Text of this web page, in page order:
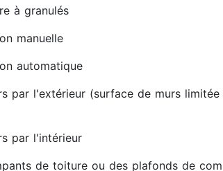
à granulés
manuelle
automatique
par l'extérieur (surface de murs limitée
par l'intérieur
de toiture ou des plafonds de